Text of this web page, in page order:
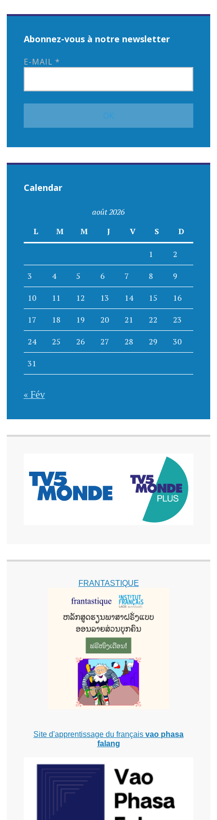
Abonnez-vous à notre newsletter
E-MAIL *
Calendar
août 2026
L
M M J V S D
1 2
3 4 5 6 7 8 9
10 11 12 13 14 15 16
17 18 19 20 21 22 23
24 25 26 27 28 29 30
31
« Fév
FRANTASTIQUE
Site d'apprentissage du français vao phasa
falang